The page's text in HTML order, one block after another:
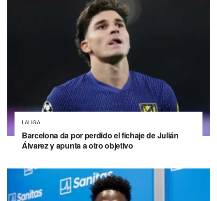
LALIGA
Barcelona da por perdido el fichaje de Julián
Álvarez y apunta a otro objetivo